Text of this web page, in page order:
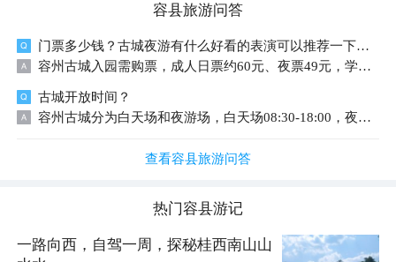
容县旅游问答
门票多少钱？古城夜游有什么好看的表演可以推荐一下吗？
容州古城入园需购票，成人日票约60元、夜票49元，学生与老人享优待票。夜游看点丰富，晚间有古风霓裳歌舞、古城NPC巡游，压轴无人机灯光秀十分出彩，街巷还有民乐弹唱、鱼灯巡街，傍晚入园可一次性看完各类演
古城开放时间？
容州古城分为白天场和夜游场，白天场08:30-18:00，夜游场18:30-23:30（23:00停止入园），全年无休。
查看容县旅游问答
热门容县游记
一路向西，自驾一周，探秘桂西南山山